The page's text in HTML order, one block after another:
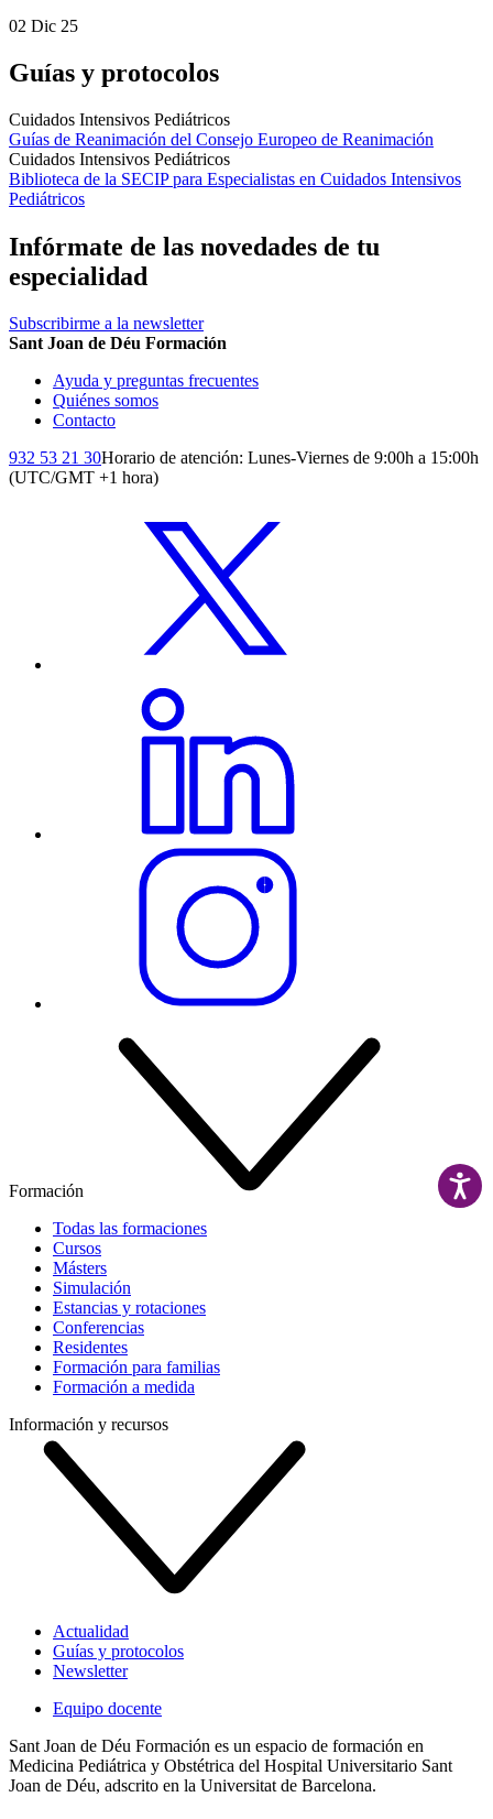
02 Dic 25
Guías y protocolos
Cuidados Intensivos Pediátricos
Guías de Reanimación del Consejo Europeo de Reanimación
Cuidados Intensivos Pediátricos
Biblioteca de la SECIP para Especialistas en Cuidados Intensivos
Pediátricos
Infórmate de las novedades de tu
especialidad
Subscribirme a la newsletter
Sant Joan de Déu Formación
Ayuda y preguntas frecuentes
Quiénes somos
Contacto
932 53 21 30Horario de atención: Lunes-Viernes de 9:00h a 15:00h
(UTC/GMT +1 hora)
Formación
Todas las formaciones
Cursos
Másters
Simulación
Estancias y rotaciones
Conferencias
Residentes
Formación para familias
Formación a medida
Información y recursos
Actualidad
Guías y protocolos
Newsletter
Equipo docente
Sant Joan de Déu Formación es un espacio de formación en
Medicina Pediátrica y Obstétrica del Hospital Universitario Sant
Joan de Déu, adscrito en la Universitat de Barcelona.